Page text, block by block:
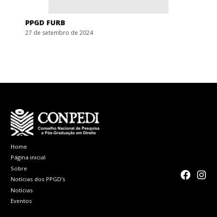
PPGD FURB
27 de setembro de 2024
Home
Página inicial
Sobre
Notícias dos PPGD’s
Notícias
Eventos